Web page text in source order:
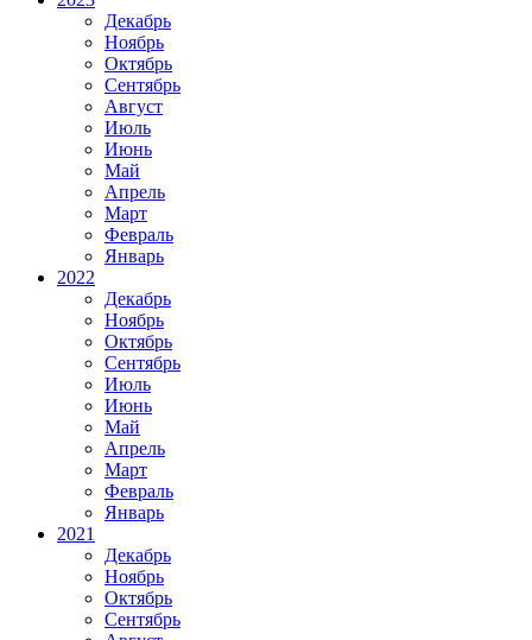
Декабрь
Ноябрь
Октябрь
Сентябрь
Август
Июль
Июнь
Май
Апрель
Март
Февраль
Январь
2022
Декабрь
Ноябрь
Октябрь
Сентябрь
Июль
Июнь
Май
Апрель
Март
Февраль
Январь
2021
Декабрь
Ноябрь
Октябрь
Сентябрь